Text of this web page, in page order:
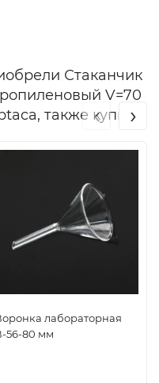
Стаканчик
V=70
также купили
лабораторная
56-80 мм
‹ ›